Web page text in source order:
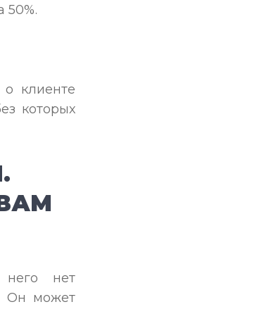
50%.
клиенте
которых
нет
Он может